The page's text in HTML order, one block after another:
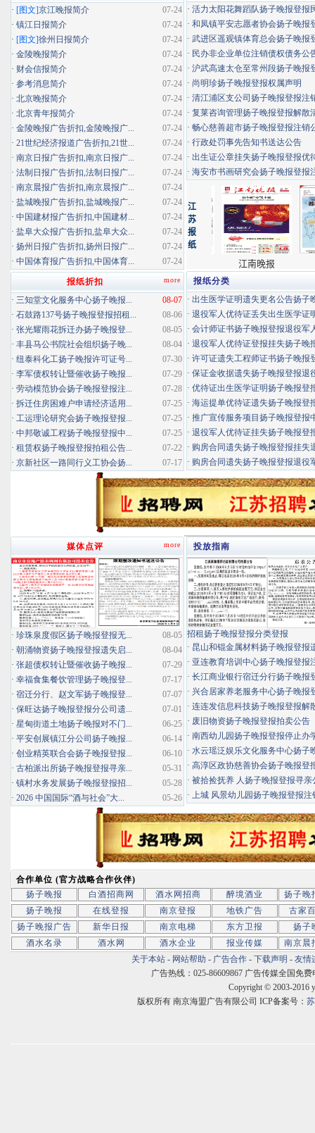
· 活力太阳花舞蹈队扬子晚报登报
· 和凤镇平安志愿者协会扬子晚报
· 武进区遥观镇体育总会扬子晚报
· 民办非企业单位注销债权债务公
· 沪武高速太仓至常州段扬子晚报
· 尚明珍扬子晚报登报权属声明
· 清江浦区支公司扬子晚报登报注
· 复莱咨询管理扬子晚报登报解散
· 畅心慈善超市扬子晚报登报注销
· 行政处罚事先告知书送达公告
· 出生证公章挂失扬子晚报登报优
· 海安市书画研究会扬子晚报登报
报纸分类
· 出生医学证明遗失更名公告扬子
· 退役军人优待证丢失出生医学证
· 会计师证书扬子晚报登报退役军
· 退役军人优待证登报挂失扬子晚
· 许可证遗失工程师证书扬子晚报
· 保证金收据遗失扬子晚报登报退
· 优待证出生医学证明扬子晚报登
· 海运提单优待证遗失扬子晚报登
· 推广宣传服务项目扬子晚报登报
· 退役军人优待证挂失扬子晚报登
· 购房合同遗失扬子晚报登报挂失
· 购房合同遗失扬子晚报登报退役
07-24
· [图文]京江晚报简介
07-24
· 镇江日报简介
07-24
· [图文]徐州日报简介
07-24
· 金陵晚报简介
07-24
· 财会信报简介
07-24
· 参考消息简介
07-24
· 北京晚报简介
07-24
· 北京青年报简介
07-24
· 金陵晚报广告折扣,金陵晚报广...
07-24
· 21世纪经济报道广告折扣,21世...
07-24
· 南京日报广告折扣,南京日报广...
07-24
· 法制日报广告折扣,法制日报广...
07-24
· 南京晨报广告折扣,南京晨报广...
07-24
· 盐城晚报广告折扣,盐城晚报广...
07-24
· 中国建材报广告折扣,中国建材...
07-24
· 盐阜大众报广告折扣,盐阜大众...
07-24
· 扬州日报广告折扣,扬州日报广...
07-24
· 中国体育报广告折扣,中国体育...
more
报纸折扣
08-07
· 三知堂文化服务中心扬子晚报...
08-06
· 石鼓路137号扬子晚报登报招租...
08-05
· 张光耀雨花拆迁办扬子晚报登...
08-04
· 丰县马公书院社会组织扬子晚...
07-30
· 纽泰科化工扬子晚报许可证号...
07-29
· 李军债权转让暨催收扬子晚报...
07-28
· 劳动模范协会扬子晚报登报注...
07-25
· 拆迁住房困难户申请经济适用...
07-25
· 工运理论研究会扬子晚报登报...
07-25
· 中邦敬诚工程扬子晚报登报中...
07-22
· 租赁权扬子晚报登报拍租公告...
07-17
· 京新社区一路同行义工协会扬...
投放指南
招租扬子晚报登报分类登报
· 昆山和锟金属材料扬子晚报登报
· 亚连教育培训中心扬子晚报登报
· 长江商业银行宿迁分行扬子晚报
· 兴合居家养老服务中心扬子晚报
· 连连发信息科技扬子晚报登报解
· 废旧物资扬子晚报登报拍卖公告
· 南西幼儿园扬子晚报登报停止办
· 水云瑶泛娱乐文化服务中心扬子
· 高淳区政协慈善协会扬子晚报登
· 被拾捡抚养 人扬子晚报登报寻亲
· 上城 风景幼儿园扬子晚报登报注
more
媒体点评
08-05
· 珍珠泉度假区扬子晚报登报无...
08-04
· 朝涌物资扬子晚报登报遗失启...
07-29
· 张超债权转让暨催收扬子晚报...
07-17
· 幸福食集餐饮管理扬子晚报登...
07-07
· 宿迁分行、赵文军扬子晚报登...
07-01
· 保旺达扬子晚报登报分公司遗...
06-25
· 星甸街道土地扬子晚报对不门...
06-14
· 平安创展镇江分公司扬子晚报...
06-10
· 创业精英联合会扬子晚报登报...
05-31
· 古柏派出所扬子晚报登报寻亲...
05-28
· 镇村水务发展扬子晚报登报招...
05-26
· 2026 中国国际“酒与社会”大...
合作单位 (官方战略合作伙伴)
扬子晚报
白酒招商网 酒水网招商 醉境酒业
扬子晚
扬子晚报
在线登报 南京登报 地铁广告
古家
扬子晚报广告
新华日报 南京电梯 东方卫报
扬子
酒水名录
酒水网 酒水企业 报业传媒
南京晨
关于本站 - 网站帮助 - 广告合作 - 下载声明 - 友情
广告热线：025-86609867 广告传媒全国免费
Copyright © 2003-2016
版权所有 南京海盟广告有限公司 ICP备案号：